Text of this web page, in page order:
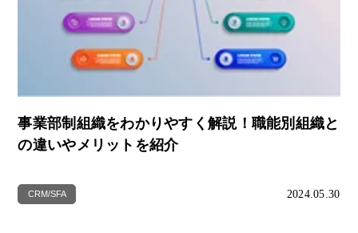
事業部制組織をわかりやすく解説！職能別組織と
の違いやメリットを紹介
CRM/SFA 2024.05.30